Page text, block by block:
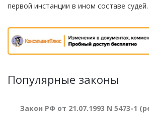
первой инстанции в ином составе судей.
Популярные законы
Закон РФ от 21.07.1993 N 5473-1